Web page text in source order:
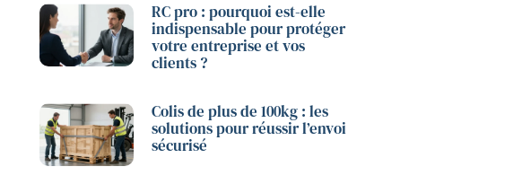
RC pro : pourquoi est-elle
indispensable pour protéger
votre entreprise et vos
clients ?
Colis de plus de 100kg : les
solutions pour réussir l’envoi
sécurisé